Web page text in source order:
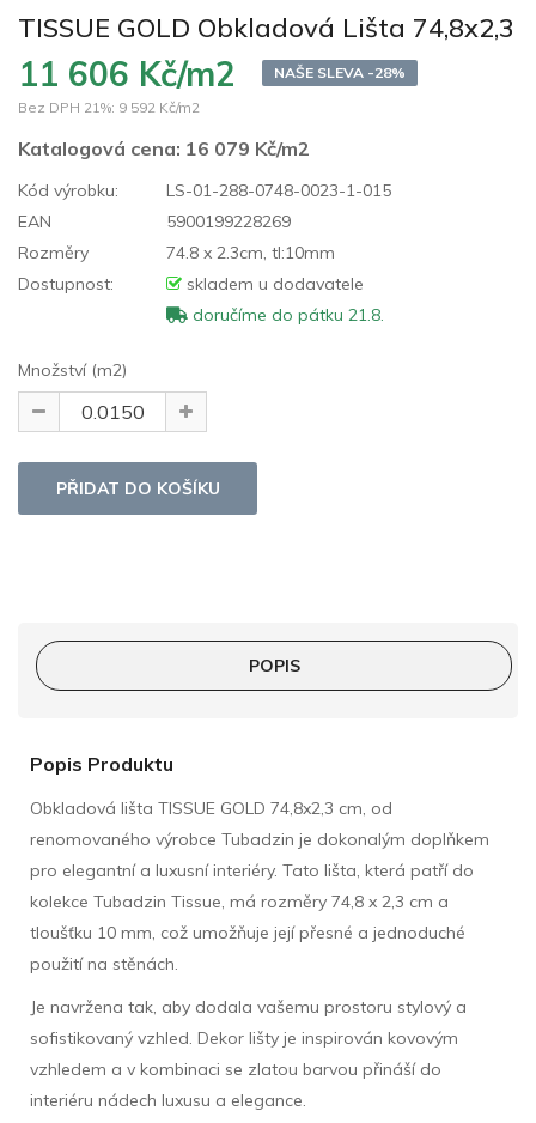
TISSUE GOLD Obkladová Lišta 74,8x2,3
11 606 Kč/m2
NAŠE SLEVA -28%
Bez DPH 21%: 9 592 Kč/m2
Katalogová cena: 16 079 Kč/m2
Kód výrobku:
LS-01-288-0748-0023-1-015
EAN
5900199228269
Rozměry
74.8 x 2.3cm, tl:10mm
Dostupnost:
skladem u dodavatele
doručíme do pátku 21.8.
Množství (m2)
POPIS
Popis Produktu
Obkladová lišta TISSUE GOLD 74,8x2,3 cm, od
renomovaného výrobce Tubadzin je dokonalým doplňkem
pro elegantní a luxusní interiéry. Tato lišta, která patří do
kolekce Tubadzin Tissue, má rozměry 74,8 x 2,3 cm a
tloušťku 10 mm, což umožňuje její přesné a jednoduché
použití na stěnách.
Je navržena tak, aby dodala vašemu prostoru stylový a
sofistikovaný vzhled. Dekor lišty je inspirován kovovým
vzhledem a v kombinaci se zlatou barvou přináší do
interiéru nádech luxusu a elegance.